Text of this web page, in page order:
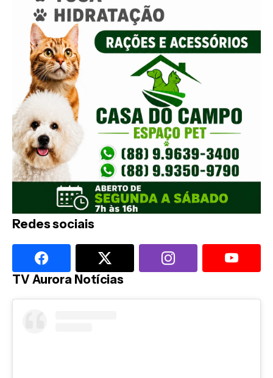
Redes sociais
TV Aurora Notícias